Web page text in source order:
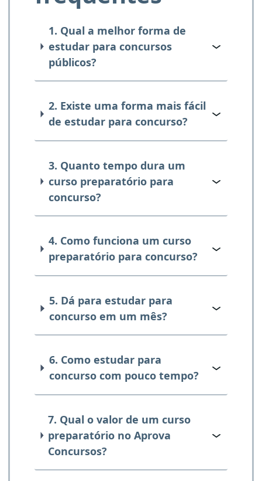
1. Qual a melhor forma de
estudar para concursos
públicos?
2. Existe uma forma mais fácil
de estudar para concurso?
3. Quanto tempo dura um
curso preparatório para
concurso?
4. Como funciona um curso
preparatório para concurso?
5. Dá para estudar para
concurso em um mês?
6. Como estudar para
concurso com pouco tempo?
7. Qual o valor de um curso
preparatório no Aprova
Concursos?